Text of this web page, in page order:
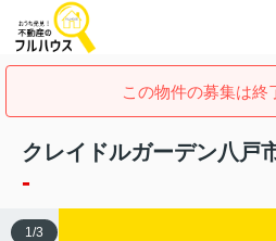
この物件の募集は終
クレイドルガーデン八戸
-
1/3